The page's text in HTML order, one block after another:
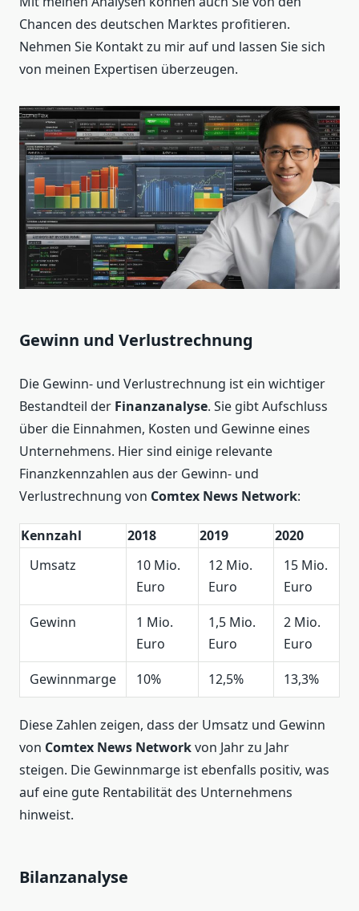
Chancen des deutschen Marktes profitieren.
Nehmen Sie Kontakt zu mir auf und lassen Sie sich
von meinen Expertisen überzeugen.
Gewinn und Verlustrechnung
Die Gewinn- und Verlustrechnung ist ein wichtiger
Bestandteil der Finanzanalyse. Sie gibt Aufschluss
über die Einnahmen, Kosten und Gewinne eines
Unternehmens. Hier sind einige relevante
Finanzkennzahlen aus der Gewinn- und
Verlustrechnung von Comtex News Network:
Kennzahl 2018 2019
2020
Umsatz
10 Mio.
Euro
12 Mio.
Euro
15 Mio.
Euro
Gewinn
1 Mio.
Euro
1,5 Mio.
Euro
2 Mio.
Euro
Gewinnmarge
10% 12,5% 13,3%
Diese Zahlen zeigen, dass der Umsatz und Gewinn
von Comtex News Networkvon Jahr zu Jahr
steigen. Die Gewinnmarge ist ebenfalls positiv, was
auf eine gute Rentabilität des Unternehmens
hinweist.
Bilanzanalyse